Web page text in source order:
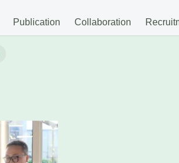
Publication Collaboration